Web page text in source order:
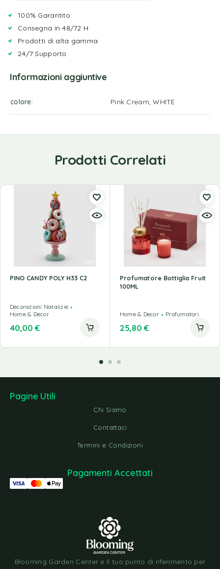
100% Garantito
Consegna in 48/72 H
Prodotti di alta gamma
24/7 Supporto
Informazioni aggiuntive
colore Pink Cream, WHITE
Prodotti Correlati
PINO CANDY POLY H33 C2
Decorazioni Natalizie
Home & Decor
40,00 €
Profumatore Bottiglia Fruit
100ML
Home & Decor Profumatori
25,80 €
Pagine Utili
Chi Siamo
Contattaci
Termini e Condizioni
Blooming Garden Center è il tuo punto di riferimento per
Pagamenti Accettati